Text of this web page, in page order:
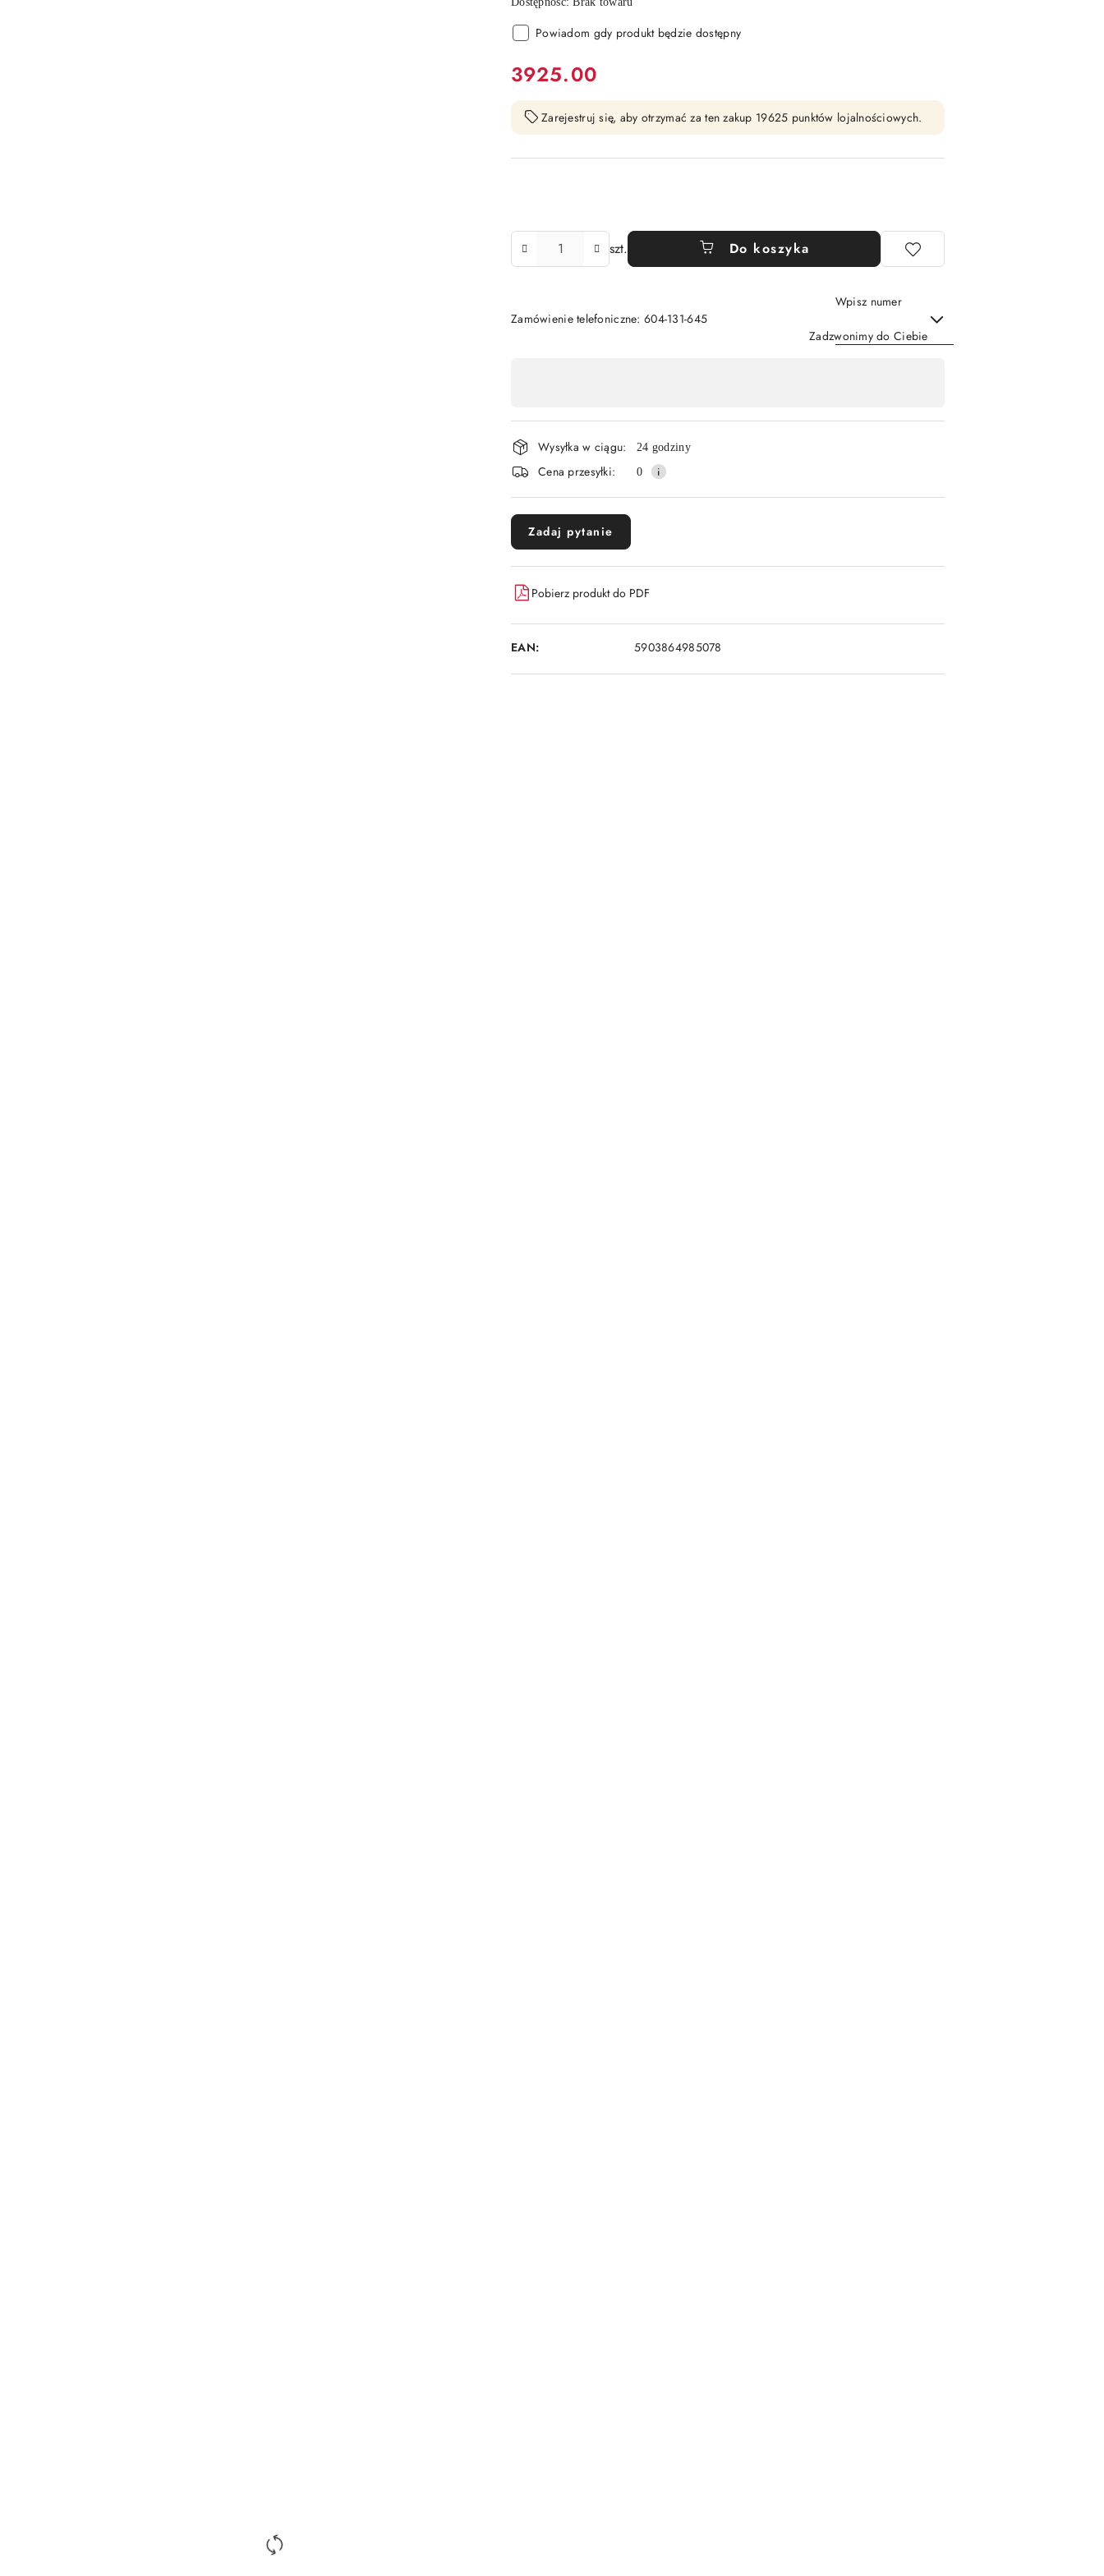
Powiadom gdy produkt będzie dostępny
cena:
3925.00
Zarejestruj się, aby otrzymać za ten zakup 19625 punktów lojalnościowych.
szt. Do koszyka
Zamówienie telefoniczne: 604-131-645
Wpisz numer
Zadzwonimy do Ciebie
płatność
i
dostawa
Wysyłka w ciągu: 24 godziny
Cena przesyłki: 0
Zadaj pytanie
Pobierz produkt do PDF
EAN: 5903864985078